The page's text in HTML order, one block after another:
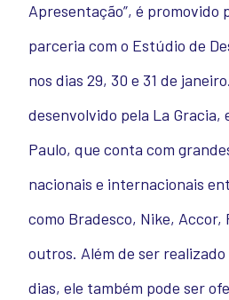
Apresentação”, é promovido
parceria com o Estúdio de
nos dias 29, 30 e 31 de
desenvolvido pela La Gracia,
Paulo, que conta com
nacionais e internacionais
como Bradesco, Nike,
outros. Além de ser
dias, ele também pode ser